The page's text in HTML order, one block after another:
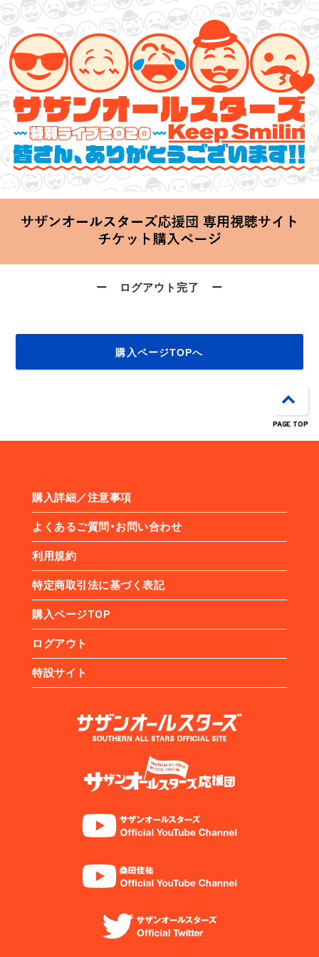
サザンオールスターズ 特別ライブ 2020
「Keep Smilin’～皆さん、ありがとうございます!!～」
2020.06.25 Thu 20:00 Start at 横浜アリーナ
ー ログアウト完了 ー
購入ページTOPへ
購入詳細／注意事項
よくあるご質問・お問い合わせ
利用規約
特定商取引法に基づく表記
購入ページTOP
ログアウト
特設サイト
PAGE TOP